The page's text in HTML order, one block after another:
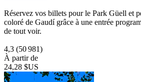
Réservez vos billets pour le Park Güell et
coloré de Gaudí grâce à une entrée
de tout voir.
4,3 (50 981)
À partir de
24,28 $US